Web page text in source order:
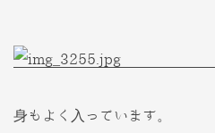
身もよく入っています。